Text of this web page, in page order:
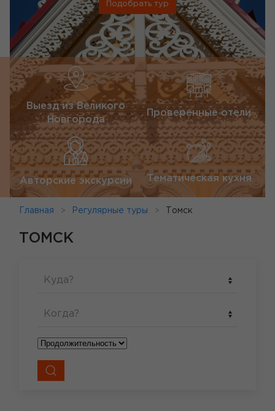
Подобрать тур
Выезд из Великого
Новгорода
Проверенные отели
Авторские экскурсии Тематическая кухня
Главная Регулярные туры Томск
ТОМСК
Куда?
Когда?